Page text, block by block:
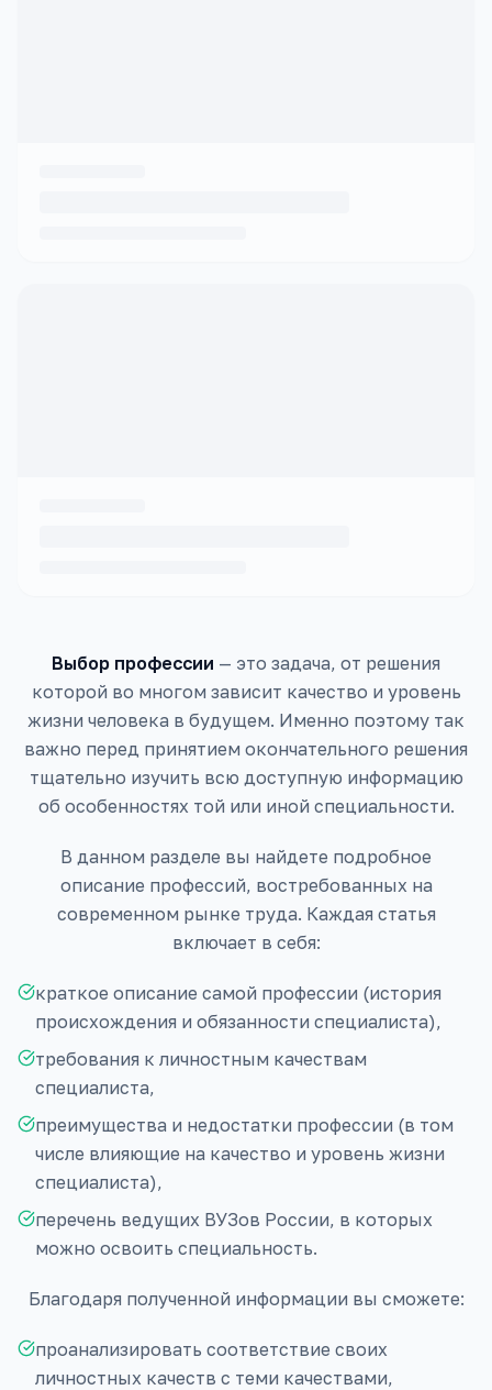
Выбор профессии — это задача, от решения
которой во многом зависит качество и уровень
жизни человека в будущем. Именно поэтому так
важно перед принятием окончательного решения
тщательно изучить всю доступную информацию
об особенностях той или иной специальности.
В данном разделе вы найдете подробное
описание профессий, востребованных на
современном рынке труда. Каждая статья
включает в себя:
краткое описание самой профессии (история
происхождения и обязанности специалиста),
требования к личностным качествам
специалиста,
преимущества и недостатки профессии (в том
числе влияющие на качество и уровень жизни
специалиста),
перечень ведущих ВУЗов России, в которых
можно освоить специальность.
Благодаря полученной информации вы сможете:
проанализировать соответствие своих
личностных качеств с теми качествами,